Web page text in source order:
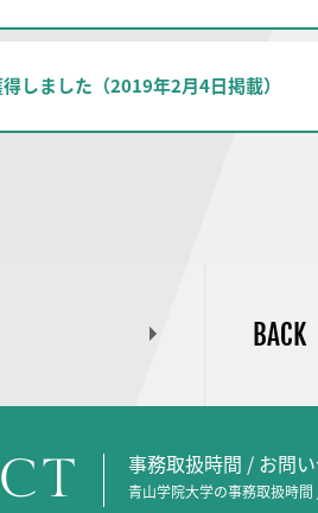
しました（2019年2月4日掲載）
BACK
事務取扱時間 / お問
青山学院大学の事務取扱時